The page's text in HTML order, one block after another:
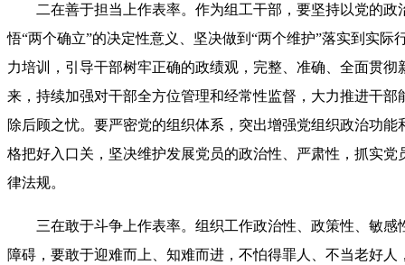
二在善于担当上作表率。作为组工干部，要坚持以党的
悟“两个确立”的决定性意义、坚决做到“两个维护”落实到实
力培训，引导干部树牢正确的政绩观，完整、准确、全面贯
来，持续加强对干部全方位管理和经常性监督，大力推进干
除后顾之忧。要严密党的组织体系，突出增强党组织政治功
格把好入口关，坚决维护发展党员的政治性、严肃性，抓实
律法规。
三在敢于斗争上作表率。组织工作政治性、政策性、敏
障碍， 要敢于迎难而上、知难而进，不怕得罪人、不当老好